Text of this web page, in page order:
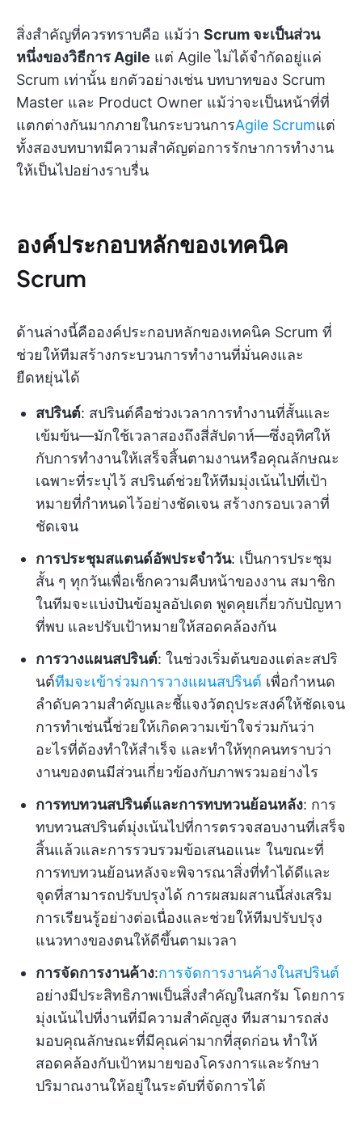
สิ่งสำคัญที่ควรทราบคือ แม้ว่า Scrum จะเป็นส่วน
หนึ่งของวิธีการ Agile แต่ Agile ไม่ได้จำกัดอยู่แค่
Scrum เท่านั้น ยกตัวอย่างเช่น บทบาทของ Scrum
Master และ Product Owner แม้ว่าจะเป็นหน้าที่ที่
แตกต่างกันมากภายในกระบวนการAgile Scrumแต่
ทั้งสองบทบาทมีความสำคัญต่อการรักษาการทำงาน
ให้เป็นไปอย่างราบรื่น
องค์ประกอบหลักของเทคนิค
Scrum
ด้านล่างนี้คือองค์ประกอบหลักของเทคนิค Scrum ที่
ช่วยให้ทีมสร้างกระบวนการทำงานที่มั่นคงและ
ยืดหยุ่นได้
สปรินต์: สปรินต์คือช่วงเวลาการทำงานที่สั้นและ
เข้มข้น—มักใช้เวลาสองถึงสี่สัปดาห์—ซึ่งอุทิศให้
กับการทำงานให้เสร็จสิ้นตามงานหรือคุณลักษณะ
เฉพาะที่ระบุไว้ สปรินต์ช่วยให้ทีมมุ่งเน้นไปที่เป้า
หมายที่กำหนดไว้อย่างชัดเจน สร้างกรอบเวลาที่
ชัดเจน
การประชุมสแตนด์อัพประจำวัน: เป็นการประชุม
สั้น ๆ ทุกวันเพื่อเช็กความคืบหน้าของงาน สมาชิก
ในทีมจะแบ่งปันข้อมูลอัปเดต พูดคุยเกี่ยวกับปัญหา
ที่พบ และปรับเป้าหมายให้สอดคล้องกัน
การวางแผนสปรินต์: ในช่วงเริ่มต้นของแต่ละสปริ
นต์ทีมจะเข้าร่วมการวางแผนสปรินต์ เพื่อกำหนด
ลำดับความสำคัญและชี้แจงวัตถุประสงค์ให้ชัดเจน
การทำเช่นนี้ช่วยให้เกิดความเข้าใจร่วมกันว่า
อะไรที่ต้องทำให้สำเร็จ และทำให้ทุกคนทราบว่า
งานของตนมีส่วนเกี่ยวข้องกับภาพรวมอย่างไร
การทบทวนสปรินต์และการทบทวนย้อนหลัง: การ
ทบทวนสปรินต์มุ่งเน้นไปที่การตรวจสอบงานที่เสร็จ
สิ้นแล้วและการรวบรวมข้อเสนอแนะ ในขณะที่
การทบทวนย้อนหลังจะพิจารณาสิ่งที่ทำได้ดีและ
จุดที่สามารถปรับปรุงได้ การผสมผสานนี้ส่งเสริม
การเรียนรู้อย่างต่อเนื่องและช่วยให้ทีมปรับปรุง
แนวทางของตนให้ดีขึ้นตามเวลา
การจัดการงานค้าง:การจัดการงานค้างในสปรินต์
อย่างมีประสิทธิภาพเป็นสิ่งสำคัญในสกรัม โดยการ
มุ่งเน้นไปที่งานที่มีความสำคัญสูง ทีมสามารถส่ง
มอบคุณลักษณะที่มีคุณค่ามากที่สุดก่อน ทำให้
สอดคล้องกับเป้าหมายของโครงการและรักษา
ปริมาณงานให้อยู่ในระดับที่จัดการได้